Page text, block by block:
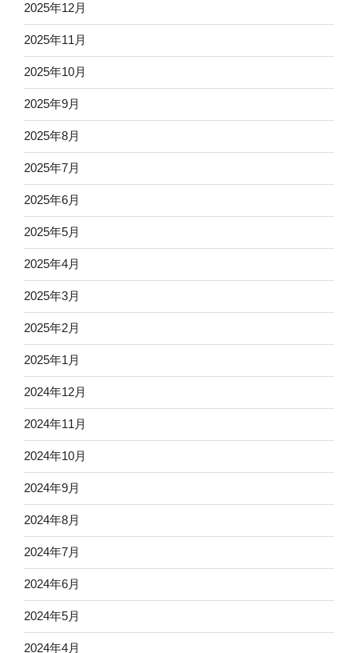
2025年12月
2025年11月
2025年10月
2025年9月
2025年8月
2025年7月
2025年6月
2025年5月
2025年4月
2025年3月
2025年2月
2025年1月
2024年12月
2024年11月
2024年10月
2024年9月
2024年8月
2024年7月
2024年6月
2024年5月
2024年4月